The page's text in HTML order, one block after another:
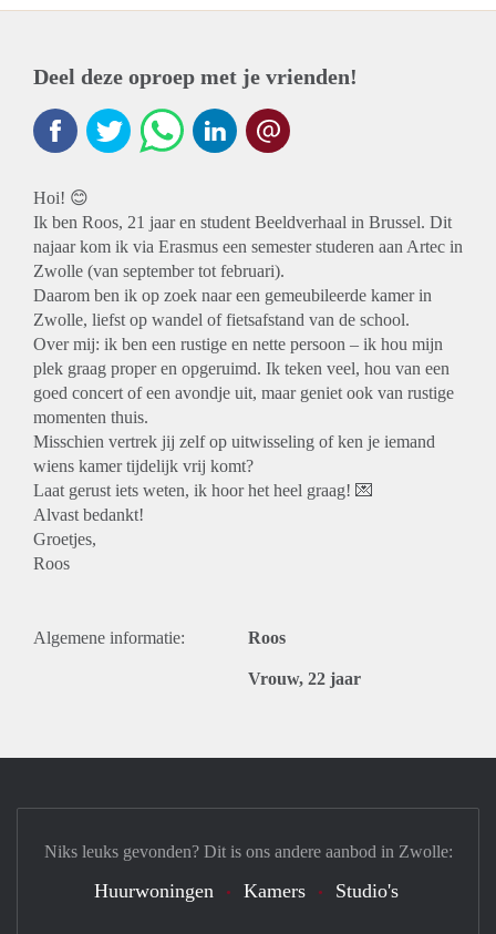
Deel deze oproep met je vrienden!
Hoi! 😊
Ik ben Roos, 21 jaar en student Beeldverhaal in Brussel. Dit
najaar kom ik via Erasmus een semester studeren aan Artec in
Zwolle (van september tot februari).
Daarom ben ik op zoek naar een gemeubileerde kamer in
Zwolle, liefst op wandel of fietsafstand van de school.
Over mij: ik ben een rustige en nette persoon – ik hou mijn
plek graag proper en opgeruimd. Ik teken veel, hou van een
goed concert of een avondje uit, maar geniet ook van rustige
momenten thuis.
Misschien vertrek jij zelf op uitwisseling of ken je iemand
wiens kamer tijdelijk vrij komt?
Laat gerust iets weten, ik hoor het heel graag! 💌
Alvast bedankt!
Groetjes,
Roos
Algemene informatie: Roos
Vrouw, 22 jaar
Niks leuks gevonden? Dit is ons andere aanbod in Zwolle:
Huurwoningen Kamers Studio's